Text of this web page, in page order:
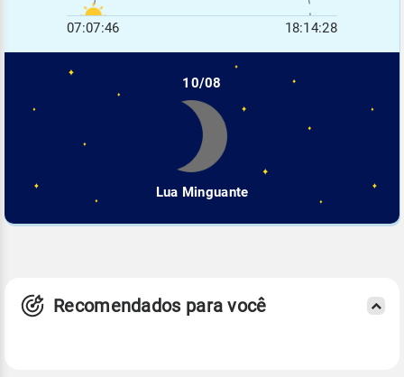
07:07:46 18:14:28
10/08
Lua Minguante
Recomendados para você